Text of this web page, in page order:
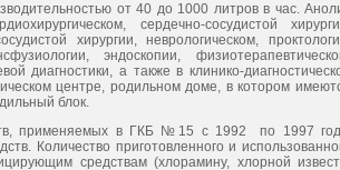
от 40 до 1000 литров в час.
сердечно-сосудистой
хирургии, неврологическом,
эндоскопии,
диагностики, а также в клинико-
центре, родильном доме, в котором
блок.
применяемых в ГКБ №15 с 1992 по 1997
Количество приготовленного и
средствам (хлорамину, хлорной